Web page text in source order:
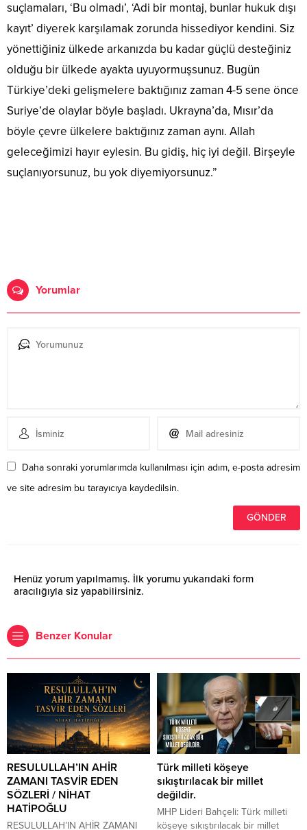
suçlamaları, ‘Bu olmadı’, ‘Adi bir montaj, bunlar hukuk dışı
kayıt’ diyerek karşılamak zorunda hissediyor kendini. Siz
yönettiğiniz ülkede arkanızda bu kadar güçlü desteğiniz
olduğu bir ülkede ayakta uyuyormuşsunuz. Bugün
Türkiye’deki gelişmelere baktığınız zaman 4-5 sene önce
Suriye’de olaylar böyle başladı. Ukrayna’da, Mısır’da
böyle çevre ülkelere baktığınız zaman aynı. Allah
geleceğimizi hayır eylesin. Bu gidiş, hiç iyi değil. Birşeyle
suçlanıyorsunuz, bu yok diyemiyorsunuz.”
Yorumlar
Daha sonraki yorumlarımda kullanılması için adım, e-posta adresim
ve site adresim bu tarayıcıya kaydedilsin.
Henüz yorum yapılmamış. İlk yorumu yukarıdaki form
aracılığıyla siz yapabilirsiniz.
Benzer Konular
RESULULLAH’IN AHİR
ZAMANI TASVİR EDEN
SÖZLERİ / NİHAT
HATİPOĞLU
RESULULLAH’IN AHİR ZAMANI
Türk milleti köşeye
sıkıştırılacak bir millet
değildir.
MHP Lideri Bahçeli: Türk milleti
köşeye sıkıştırılacak bir millet